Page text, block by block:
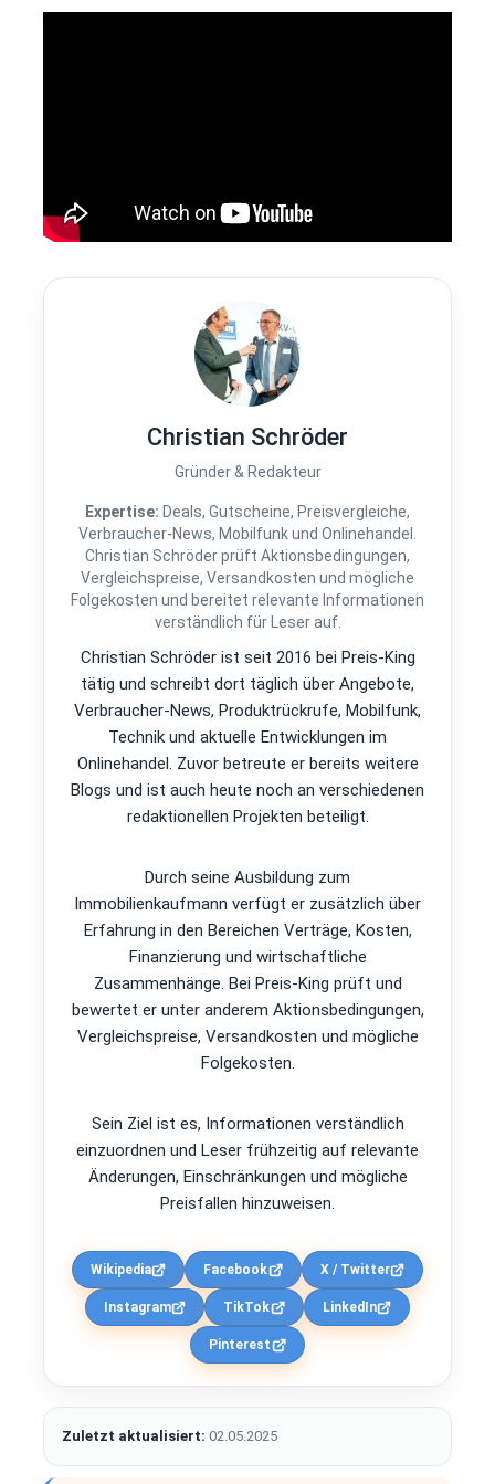
Christian Schröder
Gründer & Redakteur
Expertise: Deals, Gutscheine, Preisvergleiche,
Verbraucher-News, Mobilfunk und Onlinehandel.
Christian Schröder prüft Aktionsbedingungen,
Vergleichspreise, Versandkosten und mögliche
Folgekosten und bereitet relevante Informationen
verständlich für Leser auf.
Christian Schröder ist seit 2016 bei Preis-King
tätig und schreibt dort täglich über Angebote,
Verbraucher-News, Produktrückrufe, Mobilfunk,
Technik und aktuelle Entwicklungen im
Onlinehandel. Zuvor betreute er bereits weitere
Blogs und ist auch heute noch an verschiedenen
redaktionellen Projekten beteiligt.
Durch seine Ausbildung zum
Immobilienkaufmann verfügt er zusätzlich über
Erfahrung in den Bereichen Verträge, Kosten,
Finanzierung und wirtschaftliche
Zusammenhänge. Bei Preis-King prüft und
bewertet er unter anderem Aktionsbedingungen,
Vergleichspreise, Versandkosten und mögliche
Folgekosten.
Sein Ziel ist es, Informationen verständlich
einzuordnen und Leser frühzeitig auf relevante
Änderungen, Einschränkungen und mögliche
Preisfallen hinzuweisen.
Wikipedia Facebook X / Twitter
Instagram TikTok LinkedIn
Pinterest
Zuletzt aktualisiert: 02.05.2025